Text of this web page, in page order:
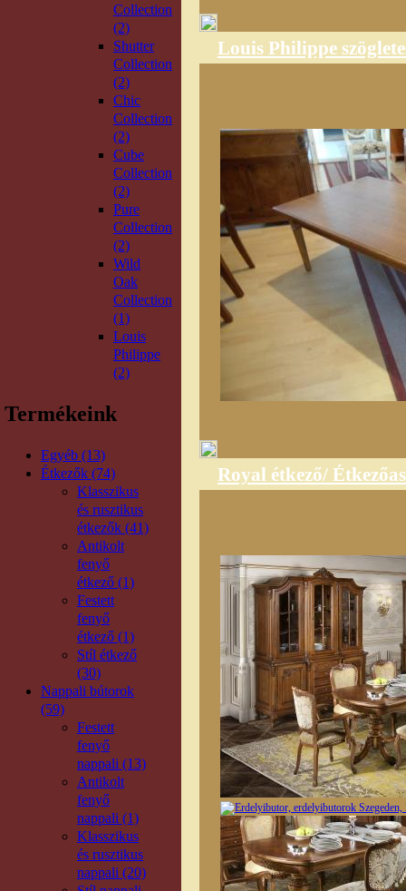
Collection
(2)
Shutter
Collection
(2)
Chic
Collection
(2)
Cube
Collection
(2)
Pure
Collection
(2)
Wild
Oak
Collection
(1)
Louis
Philippe
(2)
Termékeink
Egyéb (13)
Étkezők (74)
Klasszikus
és rusztikus
étkezők (41)
Antikolt
fenyő
étkező (1)
Festett
fenyő
étkező (1)
Stíl étkező
(30)
Nappali bútorok
(59)
Festett
fenyő
nappali (13)
Antikolt
fenyő
nappali (1)
Klasszikus
és rusztikus
nappali (20)
Louis Philippe
Royal étkező/